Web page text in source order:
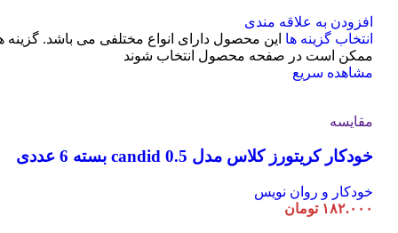
افزودن به علاقه مندی
انتخاب گزینه ها این محصول دارای انواع مختلفی می باشد. گزینه
ممکن است در صفحه محصول انتخاب شوند
مشاهده سریع
مقایسه
خودکار کریتورز کلاس مدل candid 0.5 بسته 6 عددی
خودکار و روان نویس
۱۸۲.۰۰۰ تومان